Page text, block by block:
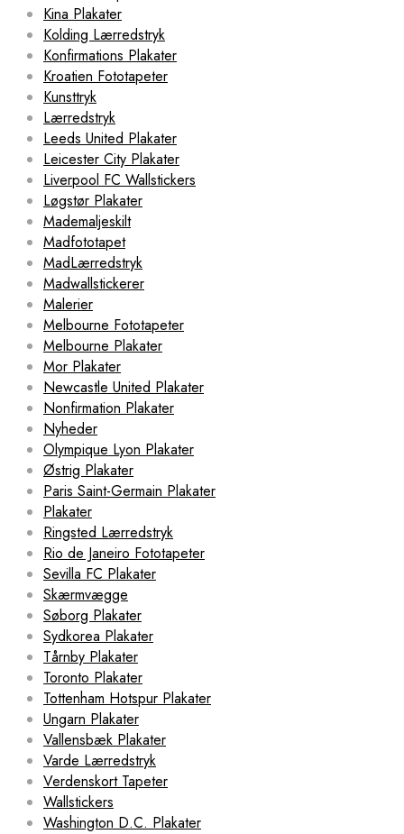
Kina Plakater
Kolding Lærredstryk
Konfirmations Plakater
Kroatien Fototapeter
Kunsttryk
Lærredstryk
Leeds United Plakater
Leicester City Plakater
Liverpool FC Wallstickers
Løgstør Plakater
Mademaljeskilt
Madfototapet
MadLærredstryk
Madwallstickerer
Malerier
Melbourne Fototapeter
Melbourne Plakater
Mor Plakater
Newcastle United Plakater
Nonfirmation Plakater
Nyheder
Olympique Lyon Plakater
Østrig Plakater
Paris Saint-Germain Plakater
Plakater
Ringsted Lærredstryk
Rio de Janeiro Fototapeter
Sevilla FC Plakater
Skærmvægge
Søborg Plakater
Sydkorea Plakater
Tårnby Plakater
Toronto Plakater
Tottenham Hotspur Plakater
Ungarn Plakater
Vallensbæk Plakater
Varde Lærredstryk
Verdenskort Tapeter
Wallstickers
Washington D.C. Plakater